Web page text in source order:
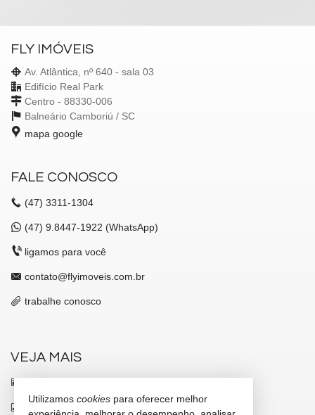
FLY IMÓVEIS
Av. Atlântica, nº 640 - sala 03
Edifício Real Park
Centro - 88330-006
Balneário Camboriú / SC
mapa google
FALE CONOSCO
(47) 3311-1304
(47) 9.8447-1922 (WhatsApp)
ligamos para você
contato@flyimoveis.com.br
trabalhe conosco
VEJA MAIS
indicadores financeiros
Utilizamos cookies para oferecer melhor